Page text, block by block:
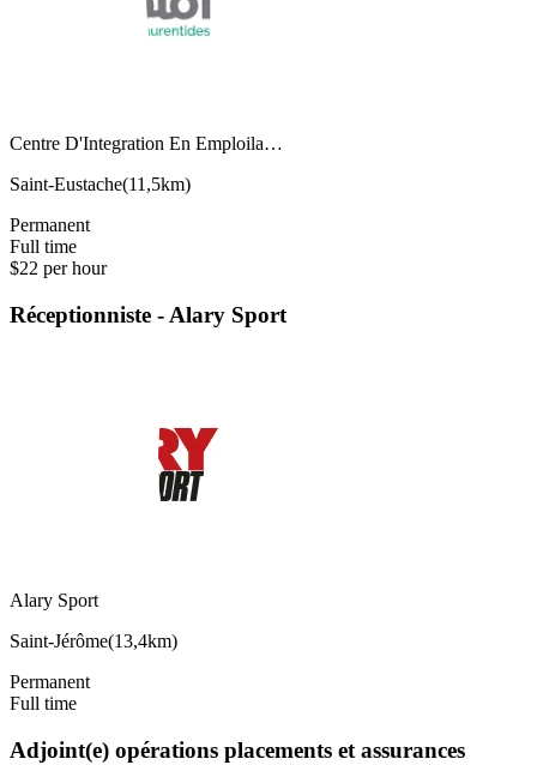
Centre D'Integration En Emploila…
Saint-Eustache(11,5km)
Permanent
Full time
$22 per hour
Réceptionniste - Alary Sport
Alary Sport
Saint-Jérôme(13,4km)
Permanent
Full time
Adjoint(e) opérations placements et assurances